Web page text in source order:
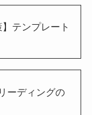
テンプレート
ーディングの